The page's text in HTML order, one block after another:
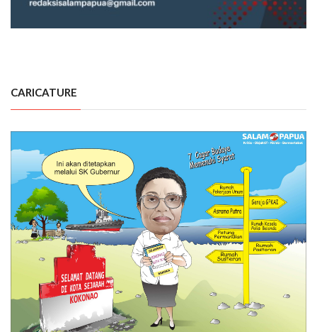
CARICATURE